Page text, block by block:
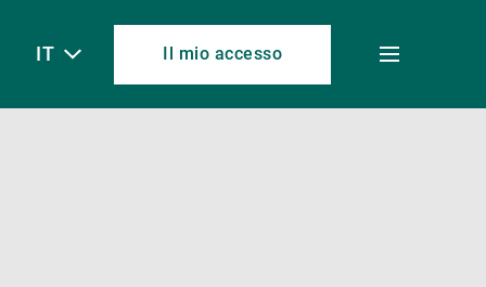
IT Il mio accesso
Toggle